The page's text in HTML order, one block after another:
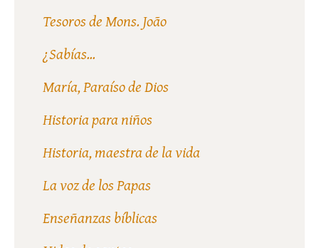
Tesoros de Mons. João
¿Sabías...
María, Paraíso de Dios
Historia para niños
Historia, maestra de la vida
La voz de los Papas
Enseñanzas bíblicas